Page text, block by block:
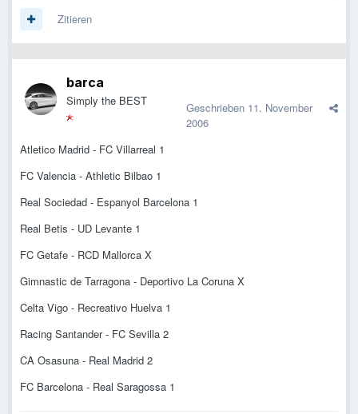
Zitieren
barca
Simply the BEST Geschrieben 11. November
2006
Atletico Madrid - FC Villarreal 1
FC Valencia - Athletic Bilbao 1
Real Sociedad - Espanyol Barcelona 1
Real Betis - UD Levante 1
FC Getafe - RCD Mallorca X
Gimnastic de Tarragona - Deportivo La Coruna X
Celta Vigo - Recreativo Huelva 1
Racing Santander - FC Sevilla 2
CA Osasuna - Real Madrid 2
FC Barcelona - Real Saragossa 1